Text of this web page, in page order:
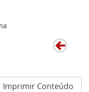
Imprimir Conteúdo